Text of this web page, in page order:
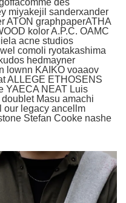
miyakejil sanderxander
ATON graphpaperATHA
kolor A.P.C. OAMC
acne studios
comoli ryotakashima
hedmayner
lownn KAIKO voaaov
ALLEGE ETHOSENS
YAECA NEAT Luis
Masu amachi
our legacy ancellm
Stefan Cooke nashe